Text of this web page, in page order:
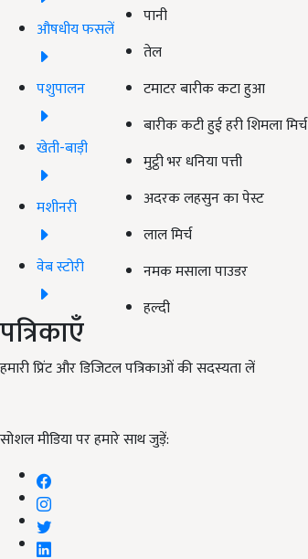
औषधीय फसलें
पशुपालन
खेती-बाड़ी
मशीनरी
वेब स्टोरी
पत्रिकाएँ
हमारी प्रिंट और डिजिटल पत्रिकाओं की सदस्यता लें
सोशल मीडिया पर हमारे साथ जुड़ें:
पानी
तेल
टमाटर बारीक कटा हुआ
बारीक कटी हुई हरी शिमला मिर्च
मुट्ठी भर धनिया पत्ती
अदरक लहसुन का पेस्ट
लाल मिर्च
नमक मसाला पाउडर
हल्दी